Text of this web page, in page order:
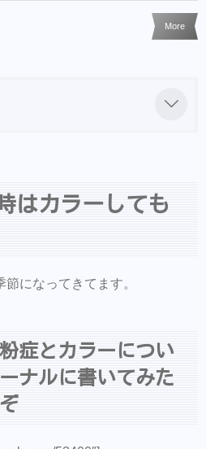
More
いてみたので参考にどうぞ
ー・ヘアアクセ等はBASEで
になりました
ルテの事前登録が時短でオス
約も出来ます。
はこちらもオススメ。SNSプ
特化型美容師オンラインサロ
はカラーしても
になってきてます。
症とカラーについ
ナルに書いてみた